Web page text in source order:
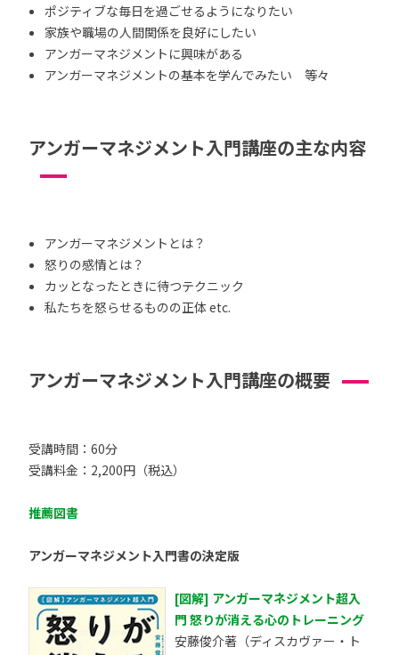
ポジティブな毎日を過ごせるようになりたい
家族や職場の人間関係を良好にしたい
アンガーマネジメントに興味がある
アンガーマネジメントの基本を学んでみたい 等々
アンガーマネジメント入門講座の主な内容
アンガーマネジメントとは？
怒りの感情とは？
カッとなったときに待つテクニック
私たちを怒らせるものの正体 etc.
アンガーマネジメント入門講座の概要
受講時間：60分
受講料金：2,200円（税込）
推薦図書
アンガーマネジメント入門書の決定版
[図解] アンガーマネジメント超入
門 怒りが消える心のトレーニング
安藤俊介著（ディスカヴァー・ト